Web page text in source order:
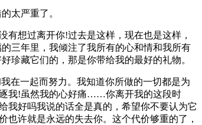
太严重了。
想过离开你!过去是这样，现在也是这样，
三年里，我倾注了我所有的心和情和我所有
珍藏它们的，那是你带给我的最好的礼物。
在一起而努力。我知道你所做的一切都是为
我!虽然我的心好痛……你离开我的这段时
我好吗我说的话全是真的，希望你不要认为它
许就是永远的失去你。这个代价够重的了，